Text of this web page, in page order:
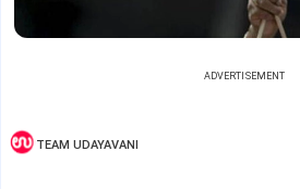
ADVERTISEMENT
TEAM UDAYAVANI